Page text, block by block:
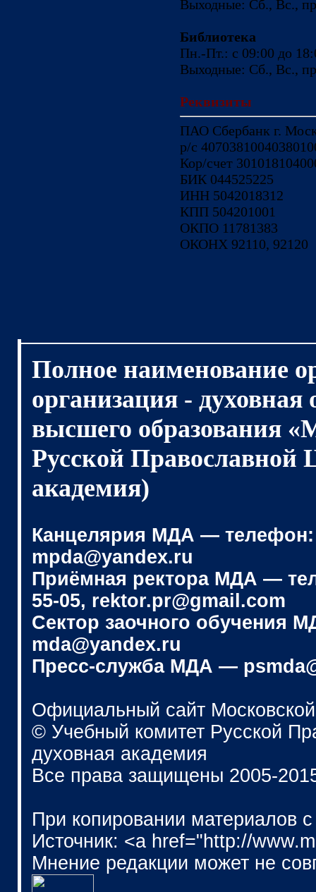
Выходные: Сб., Вс.,
Библиотека
Пн.-Пт.: с 09:00 до
Выходные: Сб., Вс.,
Реквизиты
ПАО Сбербанк г.
р/с
Кор/счет
БИК 044525225
ИНН
КПП 504201001
ОКПО 11781383
ОКОНХ 92110, 92120
Полное наименование
организация - духовная
высшего образования
Русской Православной
академия)
Канцелярия МДА — телефон:
mpda@yandex.ru
Приёмная ректора МДА —
55-05, rektor.pr@gmail.com
Сектор заочного обучения
mda@yandex.ru
Пресс-служба МДА —
Официальный сайт
© Учебный комитет Русской
духовная академия
Все права защищены 2005-
При копировании материалов
Источник: <a href="http://
Мнение редакции может не